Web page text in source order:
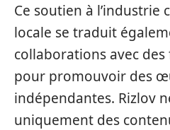
Ce soutien à
locale se traduit
collaborations avec
pour promouvoir des
indépendantes. Rizlov
uniquement des